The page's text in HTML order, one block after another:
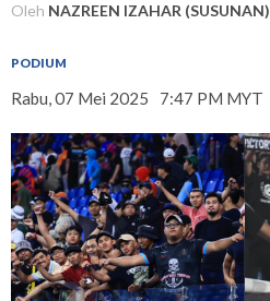
Oleh NAZREEN IZAHAR (SUSUNAN)
PODIUM
Rabu, 07 Mei 2025 7:47 PM MYT